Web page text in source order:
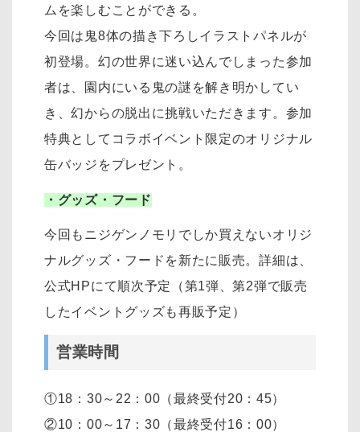
ムを楽しむことができる。
今回は鬼8体の描き下ろしイラストパネルが
初登場。幻の世界に迷い込んでしまった参加
者は、園内にいる鬼の謎を解き明かしてい
き、幻からの脱出に挑戦いただきます。参加
特典としてコラボイベント限定のオリジナル
缶バッジをプレゼント。
・グッズ・フード
今回もニジゲンノモリでしか買えないオリジ
ナルグッズ・フードを新たに販売。詳細は、
公式HPにて順次予定（第1弾、第2弾で販売
したイベントグッズも再販予定）
営業時間
①18：30～22：00（最終受付20：45）
②10：00～17：30（最終受付16：00）